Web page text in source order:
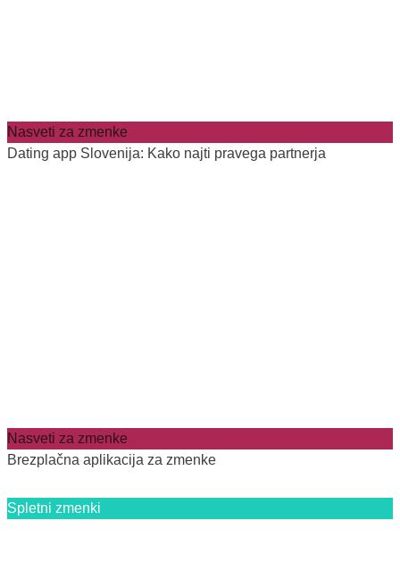
Nasveti za zmenke
Dating app Slovenija: Kako najti pravega partnerja
Nasveti za zmenke
Brezplačna aplikacija za zmenke
Spletni zmenki